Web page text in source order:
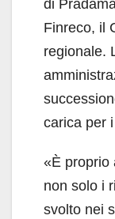
di
Finreco, il
regionale.
carica per
«È proprio
non solo i
svolto nei